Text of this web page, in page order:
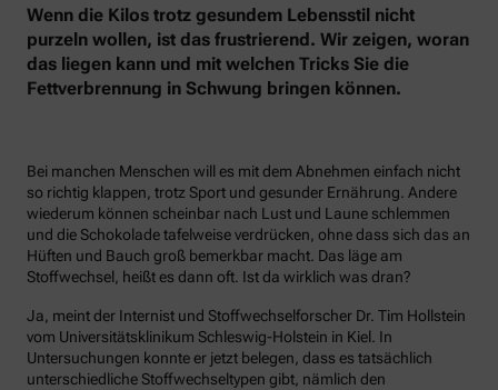
Wenn die Kilos trotz gesundem Lebensstil nicht
purzeln wollen, ist das frustrierend. Wir zeigen, woran
das liegen kann und mit welchen Tricks Sie die
Fettverbrennung in Schwung bringen können.
Bei manchen Menschen will es mit dem Abnehmen einfach nicht
so richtig klappen, trotz Sport und gesunder Ernährung. Andere
wiederum können scheinbar nach Lust und Laune schlemmen
und die Schokolade tafelweise verdrücken, ohne dass sich das an
Hüften und Bauch groß bemerkbar macht. Das läge am
Stoffwechsel, heißt es dann oft. Ist da wirklich was dran?
Ja, meint der Internist und Stoffwechselforscher Dr. Tim Hollstein
vom Universitätsklinikum Schleswig-Holstein in Kiel. In
Untersuchungen konnte er jetzt belegen, dass es tatsächlich
unterschiedliche Stoffwechseltypen gibt, nämlich den